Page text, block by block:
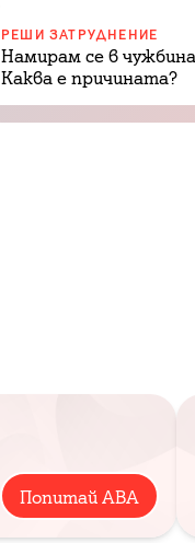
РЕШИ ЗАТРУДНЕНИЕ
Намирам се в
Каква е причината?
Попитай АВА